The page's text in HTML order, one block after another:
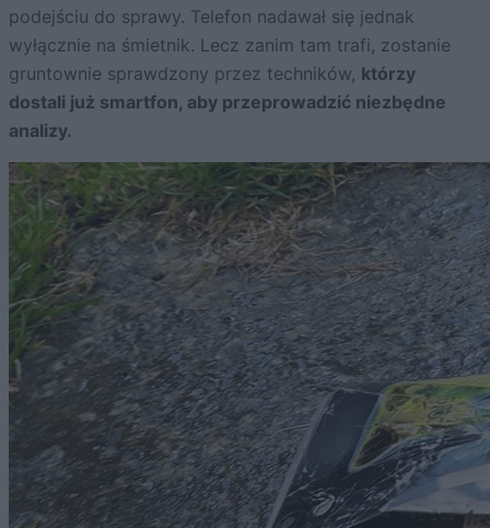
podejściu do sprawy. Telefon nadawał się jednak
wyłącznie na śmietnik. Lecz zanim tam trafi, zostanie
gruntownie sprawdzony przez techników, którzy
dostali już smartfon, aby przeprowadzić niezbędne
analizy.